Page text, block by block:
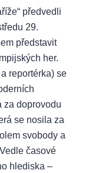
předvedli
29.
představit
her.
reportérka) se
za doprovodu
se nosila za
svobody a
časové
hlediska –